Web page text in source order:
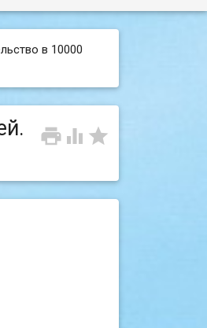
в 10000
  